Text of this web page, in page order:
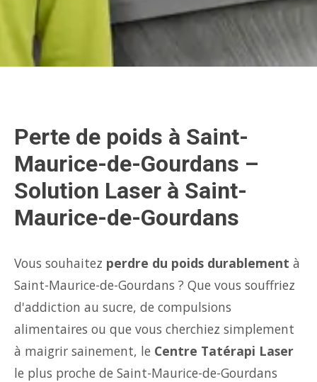
Perte de poids à Saint-
Maurice-de-Gourdans –
Solution Laser à Saint-
Maurice-de-Gourdans
Vous souhaitez perdre du poids durablement à
Saint-Maurice-de-Gourdans ? Que vous souffriez
d'addiction au sucre, de compulsions
alimentaires ou que vous cherchiez simplement
à maigrir sainement, le Centre Tatérapi Laser
le plus proche de Saint-Maurice-de-Gourdans